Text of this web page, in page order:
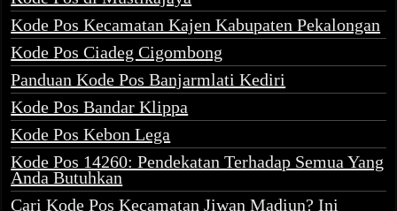
Kode Pos Kecamatan Kajen Kabupaten Pekalongan
Kode Pos Ciadeg Cigombong
Panduan Kode Pos Banjarmlati Kediri
Kode Pos Bandar Klippa
Kode Pos Kebon Lega
Kode Pos 14260: Pendekatan Terhadap Semua Yang
Anda Butuhkan
Cari Kode Pos Kecamatan Jiwan Madiun? Ini